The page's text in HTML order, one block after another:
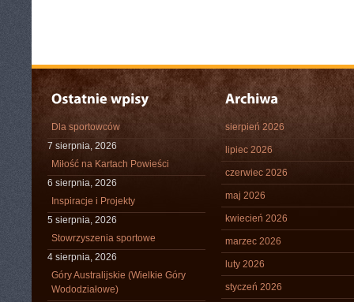
Dla sportowców
7 sierpnia, 2026
Miłość na Kartach Powieści
6 sierpnia, 2026
Inspiracje i Projekty
5 sierpnia, 2026
Stowrzyszenia sportowe
4 sierpnia, 2026
Góry Australijskie (Wielkie Góry
Wododziałowe)
sierpień 2026
lipiec 2026
czerwiec 2026
maj 2026
kwiecień 2026
marzec 2026
luty 2026
styczeń 2026